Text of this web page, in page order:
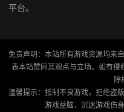
平台。
免责声明：本站所有游戏资源均来
表本站赞同其观点与立场。如有侵
除
温馨提示：抵制不良游戏，拒绝盗
游戏益脑，沉迷游戏伤